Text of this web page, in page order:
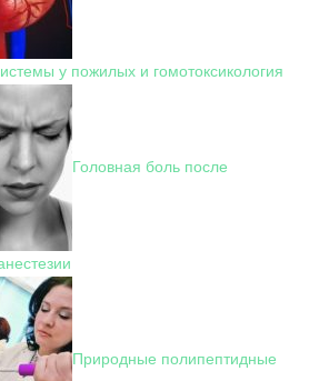
у пожилых и гомотоксикология
Головная боль после
Природные полипептидные